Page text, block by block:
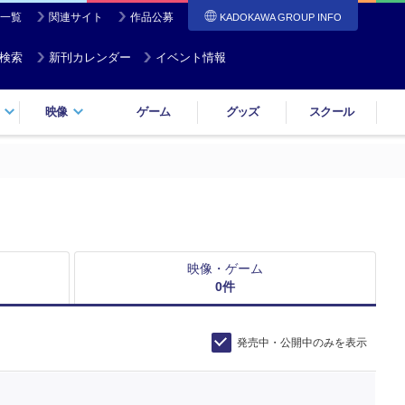
覧 関連サイト 作品公募 KADOKAWA GROUP INFO
索 新刊カレンダー イベント情報
映像 ゲーム グッズ スクール
映像・ゲーム
0件
発売中・公開中のみを表示